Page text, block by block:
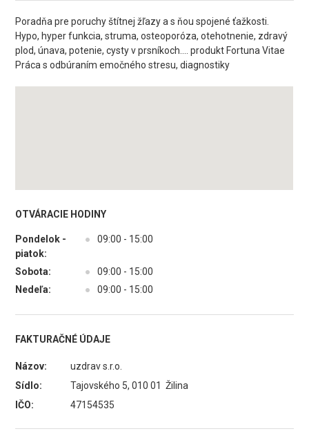
Poradňa pre poruchy štítnej žľazy a s ňou spojené ťažkosti.
Hypo, hyper funkcia, struma, osteoporóza, otehotnenie, zdravý
plod, únava, potenie, cysty v prsníkoch.... produkt Fortuna Vitae
Práca s odbúraním emočného stresu, diagnostiky
OTVÁRACIE HODINY
Pondelok -
piatok:
● 09:00 - 15:00
Sobota: ●
09:00 - 15:00
Nedeľa:
● 09:00 - 15:00
FAKTURAČNÉ ÚDAJE
Názov:
uzdrav s.r.o.
Sídlo:
Tajovského 5, 010 01 Žilina
IČO:
47154535